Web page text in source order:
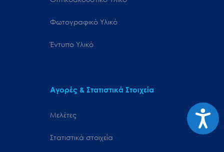
Φωτογραφικό Υλικό
Έντυπο Υλικό
Αγορές & Στατιστικά Στοιχεία
Μελέτες
Στατιστικά στοιχεία